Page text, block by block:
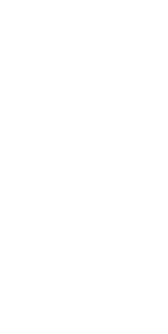
普通类批次（含中外合作办学），不含提前